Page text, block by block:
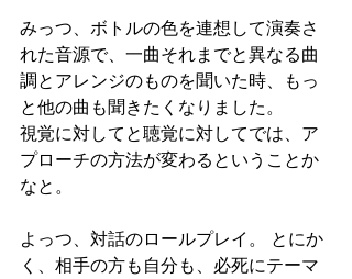
みっつ、ボトルの色を連想して演奏さ
れた音源で、一曲それまでと異なる曲
調とアレンジのものを聞いた時、もっ
と他の曲も聞きたくなりました。
視覚に対してと聴覚に対してでは、ア
プローチの方法が変わるということか
なと。
よっつ、対話のロールプレイ。 とにか
く、相手の方も自分も、必死にテーマ